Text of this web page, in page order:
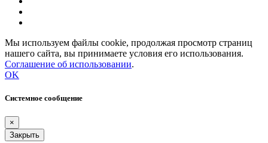
Мы используем файлы cookie, продолжая просмотр страниц
нашего сайта, вы принимаете условия его использования.
Соглашение об использовании.
OK
Системное сообщение
×
Закрыть